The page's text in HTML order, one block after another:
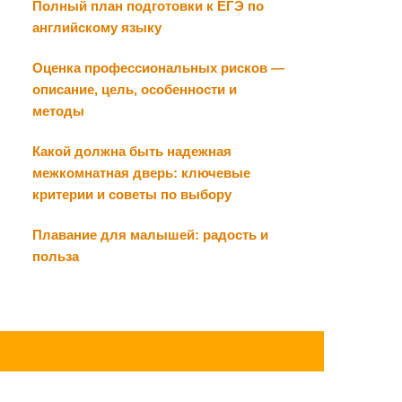
Полный план подготовки к ЕГЭ по
английскому языку
Оценка профессиональных рисков —
описание, цель, особенности и
методы
Какой должна быть надежная
межкомнатная дверь: ключевые
критерии и советы по выбору
Плавание для малышей: радость и
польза